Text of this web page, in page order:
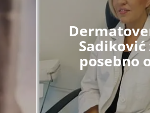
posebno